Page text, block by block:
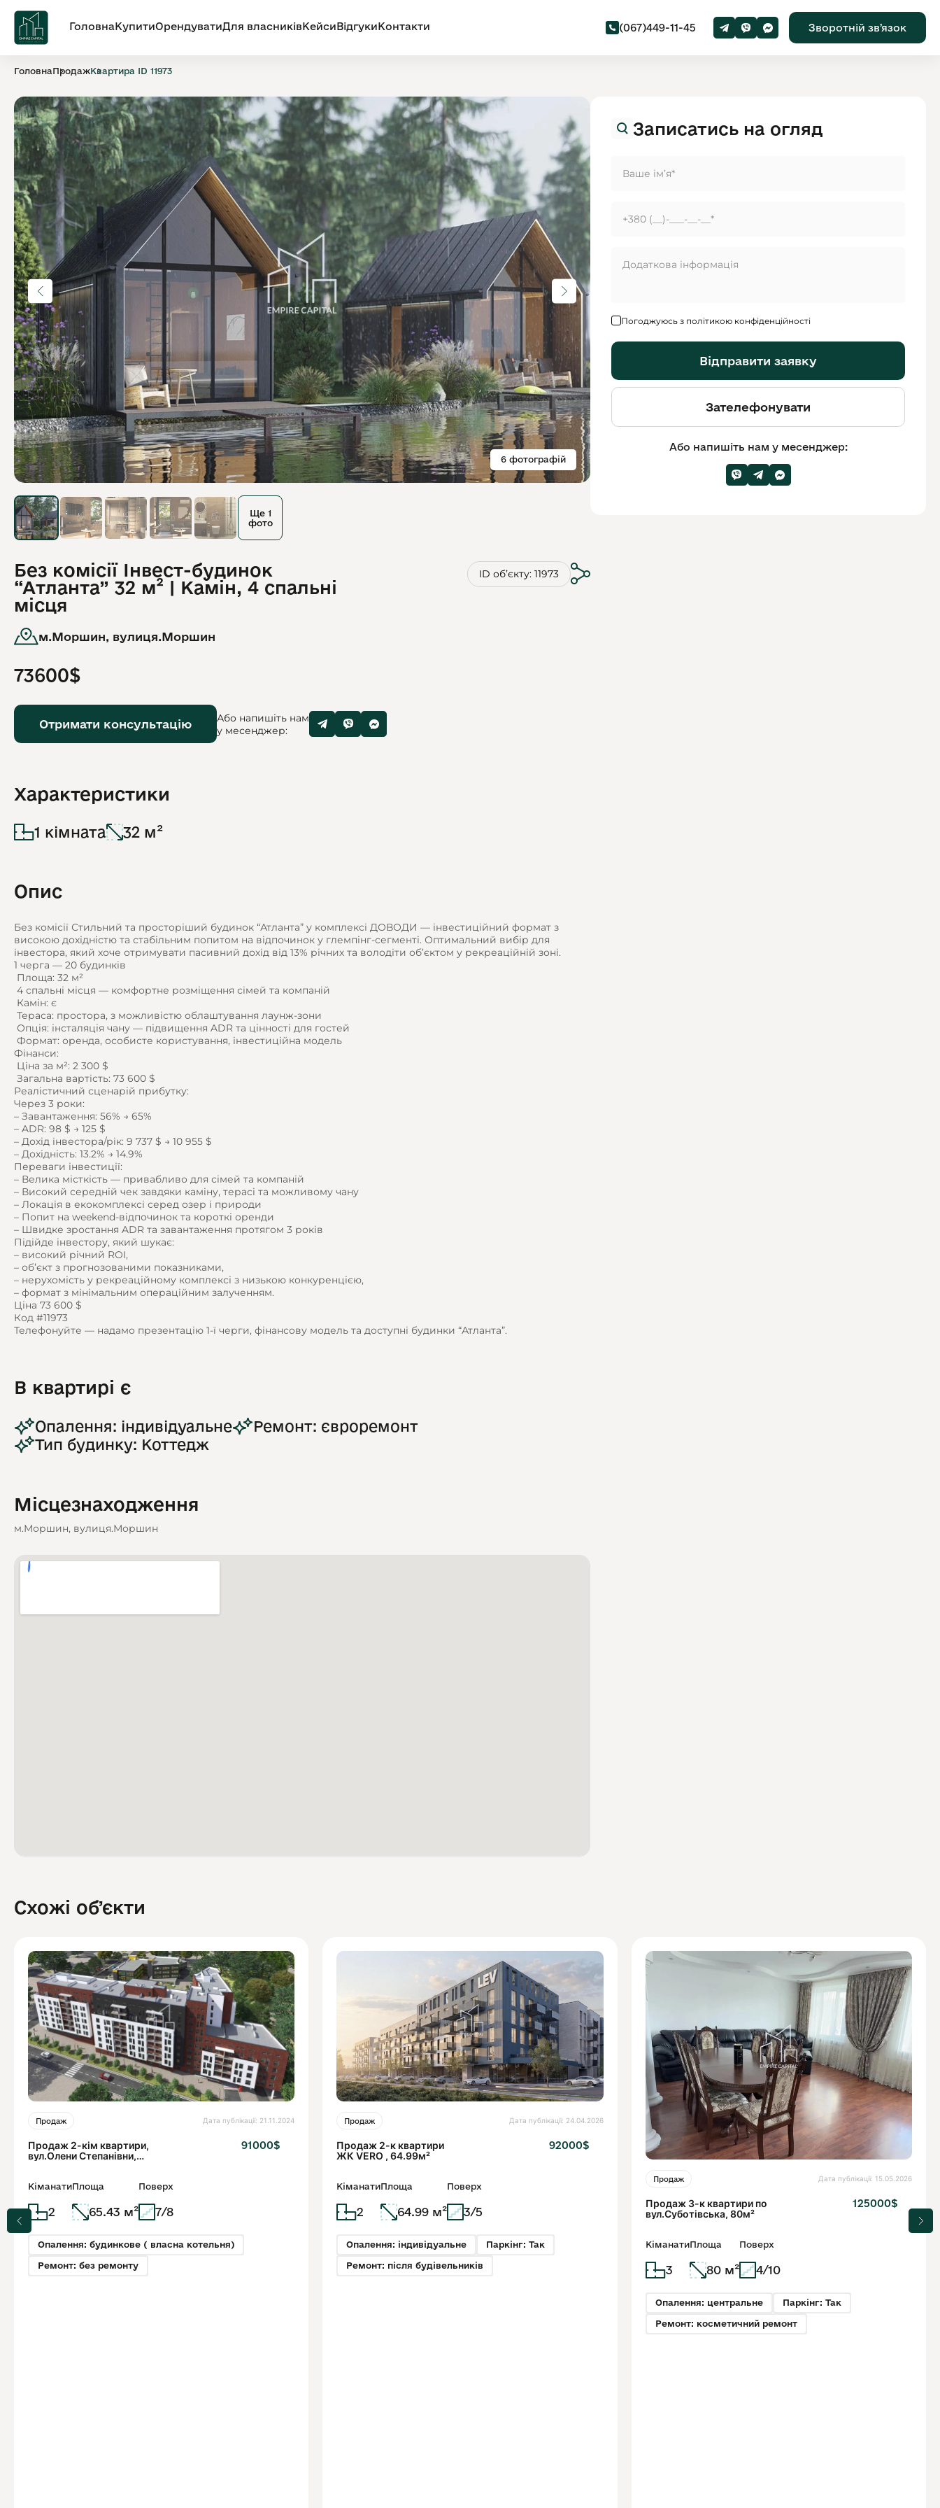
ГоловнаКупитиОрендуватиДля власниківКейсиВідгукиКонтакти (067)449-11-45 Зворотній звʼязок
ГоловнаПродажКвартира ID 11973
6 фотографій
Ще 1
фото
Без комісії Інвест-будинок
“Атланта” 32 м² | Камін, 4 спальні
місця
м.Моршин, вулиця.Моршин
ID обʼєкту: 11973
73600$
Отримати консультацію
Або напишіть нам
у месенджер:
Характеристики
1 кімната 32 м²
Опис
Без комісії Стильний та просторіший будинок “Атланта” у комплексі ДОВОДИ — інвестиційний формат з
високою дохідністю та стабільним попитом на відпочинок у глемпінг-сегменті. Оптимальний вибір для
інвестора, який хоче отримувати пасивний дохід від 13% річних та володіти об’єктом у рекреаційній зоні.
1 черга — 20 будинків
️ Площа: 32 м²
️ 4 спальні місця — комфортне розміщення сімей та компаній
️ Камін: є
️ Тераса: простора, з можливістю облаштування лаунж-зони
️ Опція: інсталяція чану — підвищення ADR та цінності для гостей
️ Формат: оренда, особисте користування, інвестиційна модель
Фінанси:
️ Ціна за м²: 2 300 $
️ Загальна вартість: 73 600 $
Реалістичний сценарій прибутку:
Через 3 роки:
– Завантаження: 56% → 65%
– ADR: 98 $ → 125 $
– Дохід інвестора/рік: 9 737 $ → 10 955 $
– Дохідність: 13.2% → 14.9%
Переваги інвестиції:
– Велика місткість — привабливо для сімей та компаній
– Високий середній чек завдяки каміну, терасі та можливому чану
– Локація в екокомплексі серед озер і природи
– Попит на weekend-відпочинок та короткі оренди
– Швидке зростання ADR та завантаження протягом 3 років
Підійде інвестору, який шукає:
– високий річний ROI,
– об’єкт з прогнозованими показниками,
– нерухомість у рекреаційному комплексі з низькою конкуренцією,
– формат з мінімальним операційним залученням.
Ціна 73 600 $
Код #11973
Телефонуйте — надамо презентацію 1-ї черги, фінансову модель та доступні будинки “Атланта”.
В квартирі є
Опалення: індивідуальне
Ремонт: євроремонт
Тип будинку: Коттедж
Місцезнаходження
м.Моршин, вулиця.Моршин
Записатись на огляд
Погоджуюсь з політикою конфіденційності
Відправити заявку
Зателефонувати
Або напишіть нам у месенджер:
Схожі обʼєкти
Продаж Дата публікації: 21.11.2024
Продаж 2-кім квартири,
вул.Олени Степанівни,
91000$
Кіманати
2
Площа
65.43 м²
Поверх
7/8
Опалення: будинкове ( власна котельня)
Ремонт: без ремонту
Продаж Дата публікації: 24.04.2026
Продаж 2-к квартири
ЖК VERO , 64.99м²
92000$
Кіманати
2
Площа
64.99 м²
Поверх
3/5
Опалення: індивідуальне Паркінг: Так
Ремонт: після будівельників
Продаж Дата публікації: 15.05.2026
Продаж 3-к квартири по
вул.Суботівська, 80м²
125000$
Кіманати
3
Площа
80 м²
Поверх
4/10
Опалення: центральне Паркінг: Так
Ремонт: косметичний ремонт